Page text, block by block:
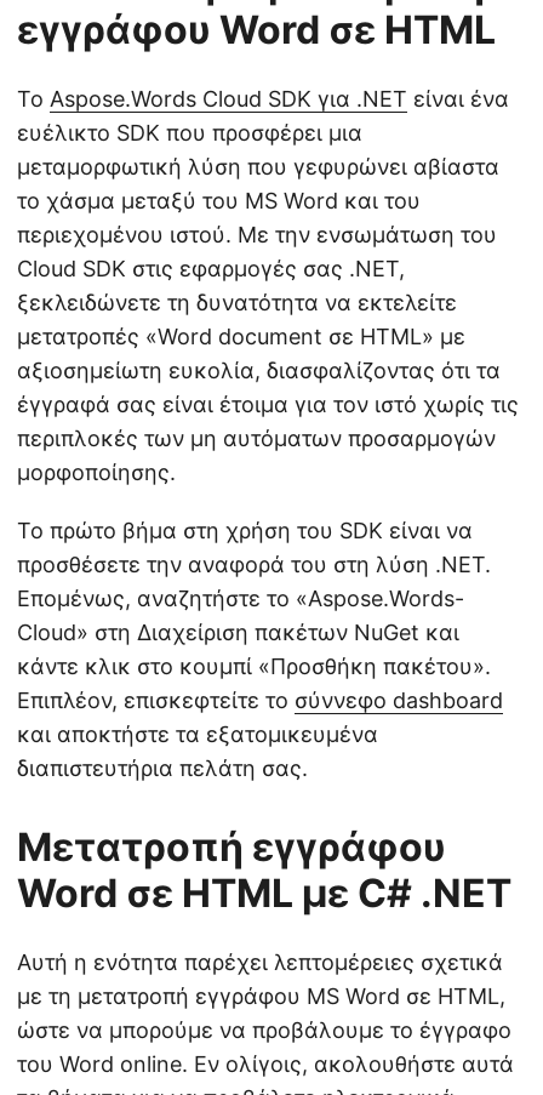
εγγράφου Word σε HTML
Το Aspose.Words Cloud SDK για .NET είναι ένα
ευέλικτο SDK που προσφέρει μια
μεταμορφωτική λύση που γεφυρώνει αβίαστα
το χάσμα μεταξύ του MS Word και του
περιεχομένου ιστού. Με την ενσωμάτωση του
Cloud SDK στις εφαρμογές σας .NET,
ξεκλειδώνετε τη δυνατότητα να εκτελείτε
μετατροπές «Word document σε HTML» με
αξιοσημείωτη ευκολία, διασφαλίζοντας ότι τα
έγγραφά σας είναι έτοιμα για τον ιστό χωρίς τις
περιπλοκές των μη αυτόματων προσαρμογών
μορφοποίησης.
Το πρώτο βήμα στη χρήση του SDK είναι να
προσθέσετε την αναφορά του στη λύση .NET.
Επομένως, αναζητήστε το «Aspose.Words-
Cloud» στη Διαχείριση πακέτων NuGet και
κάντε κλικ στο κουμπί «Προσθήκη πακέτου».
Επιπλέον, επισκεφτείτε το σύννεφο dashboard
και αποκτήστε τα εξατομικευμένα
διαπιστευτήρια πελάτη σας.
Μετατροπή εγγράφου
Word σε HTML με C# .NET
Αυτή η ενότητα παρέχει λεπτομέρειες σχετικά
με τη μετατροπή εγγράφου MS Word σε HTML,
ώστε να μπορούμε να προβάλουμε το έγγραφο
του Word online. Εν ολίγοις, ακολουθήστε αυτά